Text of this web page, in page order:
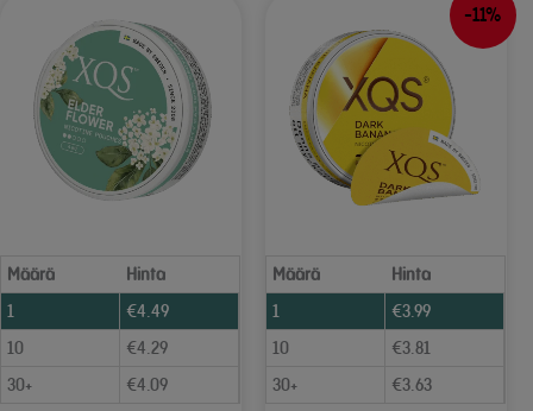
Määrä
Hinta
1
€4.49
10
€4.29
30+
€4.09
-11%
Määrä
Hinta
1
€3.99
10
€3.81
30+
€3.63